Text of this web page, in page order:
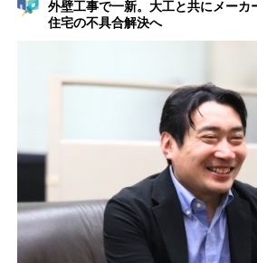
外壁工事で一新。大工と共にメーカ
住宅の不具合解決へ